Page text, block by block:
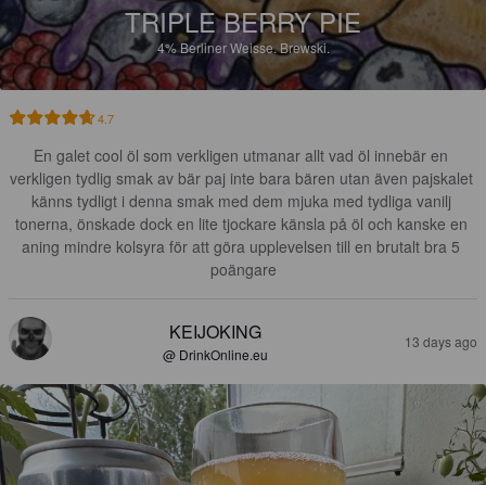
TRIPLE BERRY PIE
4%Berliner Weisse.Brewski.
4.7
En galet cool öl som verkligen utmanar allt vad öl innebär en
verkligen tydlig smak av bär paj inte bara bären utan även pajskalet
känns tydligt i denna smak med dem mjuka med tydliga vanilj
tonerna, önskade dock en lite tjockare känsla på öl och kanske en
aning mindre kolsyra för att göra upplevelsen till en brutalt bra 5
poängare
KEIJOKING
@ DrinkOnline.eu
13 days ago